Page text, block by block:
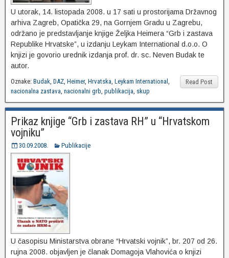
U utorak, 14. listopada 2008. u 17 sati u prostorijama Državnog
arhiva Zagreb, Opatička 29, na Gornjem Gradu u Zagrebu,
održano je predstavljanje knjige Željka Heimera “Grb i zastava
Republike Hrvatske”, u izdanju Leykam International d.o.o. O
knjizi je govorio urednik izdanja prof. dr. sc. Neven Budak te
autor.
Read Post
Oznake: Budak, DAZ, Heimer, Hrvatska, Leykam International ,
nacionalna zastava, nacionalni grb, publikacija, skup
Prikaz knjige “Grb i zastava RH” u “Hrvatskom
vojniku”
30.09.2008. Publikacije
U časopisu Ministarstva obrane “Hrvatski vojnik”, br. 207 od 26.
rujna 2008. objavljen je članak Domagoja Vlahovića o knjizi